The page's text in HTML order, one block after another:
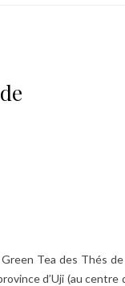
Tea des Thés de
d’Uji (au centre